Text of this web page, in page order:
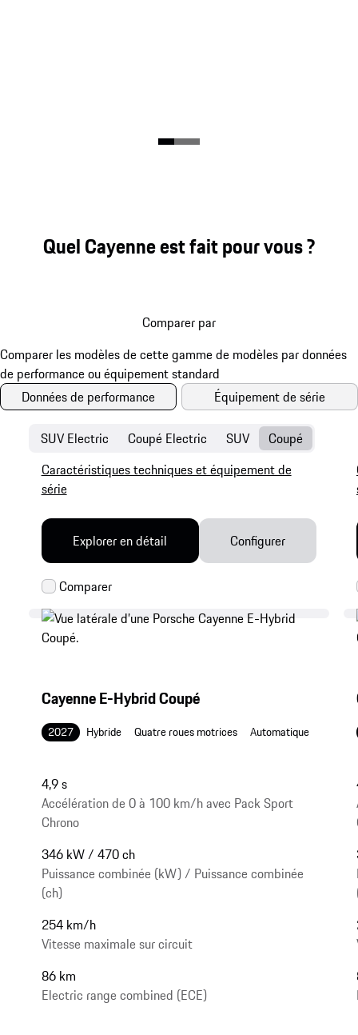
Quel Cayenne est fait pour vous ?
Comparer par
Données de performance Équipement de série
SUV Electric Coupé Electric SUV Coupé
Cayenne E-Hybrid Coupé
2027 Hybride Quatre roues motrices Automatique
4,9 s
Accélération de 0 à 100 km/h avec Pack Sport
Chrono
346 kW / 470 ch
Puissance combinée (kW) / Puissance combinée
(ch)
254 km/h
Vitesse maximale sur circuit
86 km
Electric range combined (ECE)
Caractéristiques techniques et équipement de
série
Explorer en détail Configurer